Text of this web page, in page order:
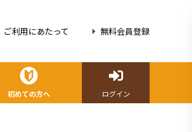
ご利用にあたって 無料会員登録
初めての方へ ログイン